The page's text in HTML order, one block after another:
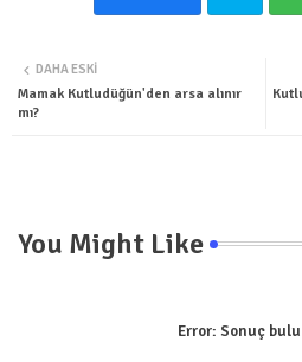
ter
DAHA ESKI
Mamak Kutludüğün'den arsa alınır
mı?
You Might Like
Error: Sonuç